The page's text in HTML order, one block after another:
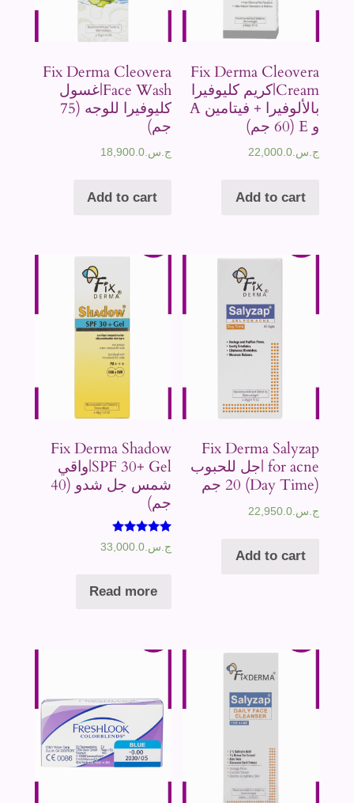
Fix Derma Cleovera
Cream|كريم كليوفيرا
بالألوفيرا + فيتامين A
و E (60 جم)
ج.س.22,000.0
Add to cart
Fix Derma Cleovera
Face Wash|غسول
كليوفيرا للوجه (75
جم)
ج.س.18,900.0
Add to cart
Fix Derma Salyzap
for acne |جل للحبوب
(Day Time) 20 جم
ج.س. 22,950.0
Add to cart
Fix Derma Shadow
SPF 30+ Gel|واقي
شمس جل شدو (40
جم)
5.00
ج.س.33,000.0
Read more